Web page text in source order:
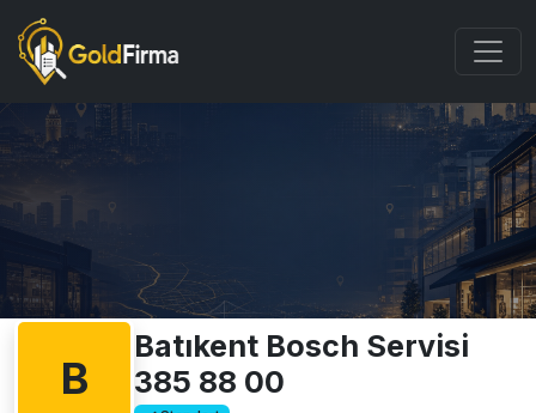
B
Batıkent Bosch Servisi
385 88 00